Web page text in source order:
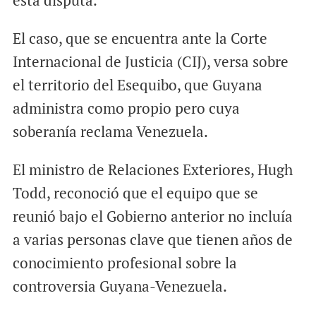
El caso, que se encuentra ante la Corte
Internacional de Justicia (CIJ), versa sobre
el territorio del Esequibo, que Guyana
administra como propio pero cuya
soberanía reclama Venezuela.
El ministro de Relaciones Exteriores, Hugh
Todd, reconoció que el equipo que se
reunió bajo el Gobierno anterior no incluía
a varias personas clave que tienen años de
conocimiento profesional sobre la
controversia Guyana-Venezuela.